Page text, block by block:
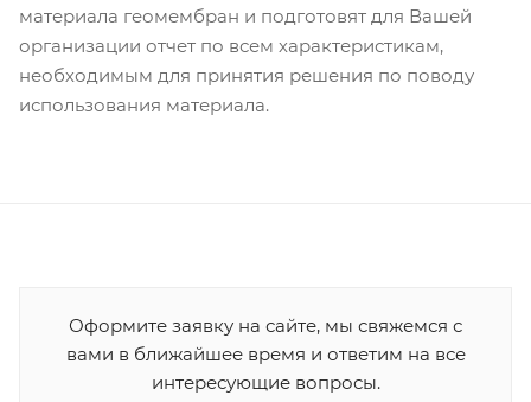
материала геомембран и подготовят для Вашей
организации отчет по всем характеристикам,
необходимым для принятия решения по поводу
использования материала.
Оформите заявку на сайте, мы свяжемся с
вами в ближайшее время и ответим на все
интересующие вопросы.